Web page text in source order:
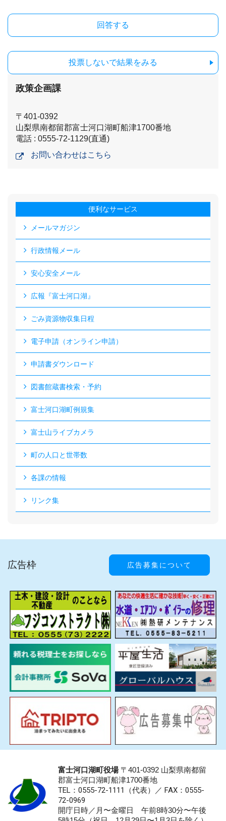
投票しないで結果をみる
政策企画課
〒401-0392
山梨県南都留郡富士河口湖町船津1700番地
電話 : 0555-72-1129(直通)
お問い合わせはこちら
便利なサービス
メールマガジン
行政情報メール
安心安全メール
広報『富士河口湖』
ごみ資源物収集日程
電子申請（オンライン申請）
申請書ダウンロード
図書館蔵書検索・予約
富士河口湖町例規集
富士山ライブカメラ
町の人口と世帯数
各課の情報
リンク集
広告枠 広告募集について
富士河口湖町役場〒401-0392 山梨県南都留
郡富士河口湖町船津1700番地
TEL：0555-72-1111 （代表）／ FAX：0555-
72-0969
開庁日時／月〜金曜日 午前8時30分〜午後